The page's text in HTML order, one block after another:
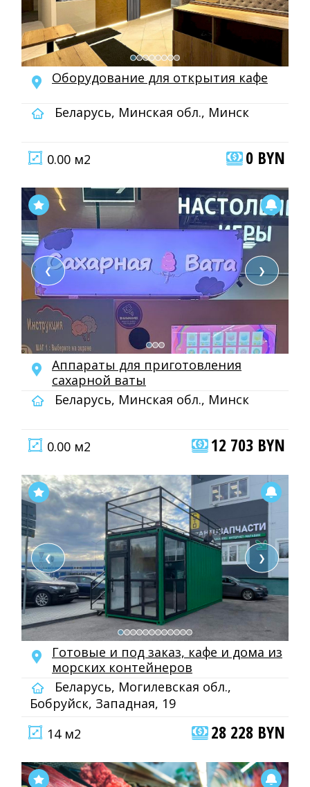
Оборудование для открытия кафе
Беларусь, Минская обл., Минск
0.00 м2 0 BYN
❮ ❯
Аппараты для приготовления
сахарной ваты
Беларусь, Минская обл., Минск
0.00 м2 12 703 BYN
❮ ❯
Готовые и под заказ, кафе и дома из
морских контейнеров
Беларусь, Могилевская обл.,
Бобруйск, Западная, 19
14 м2
28 228 BYN